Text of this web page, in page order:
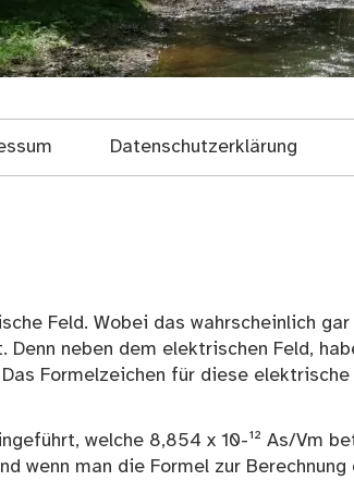
Datenschutzerklärung
Feld. Wobei das wahrscheinlich
neben dem elektrischen Feld,
Formelzeichen für diese
welche 8,854 x 10-¹² As/Vm
wenn man die Formel zur